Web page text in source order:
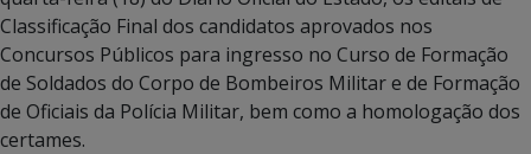
Classificação Final dos candidatos aprovados nos
Concursos Públicos para ingresso no Curso de Formação
de Soldados do Corpo de Bombeiros Militar e de Formação
de Oficiais da Polícia Militar, bem como a homologação dos
certames.